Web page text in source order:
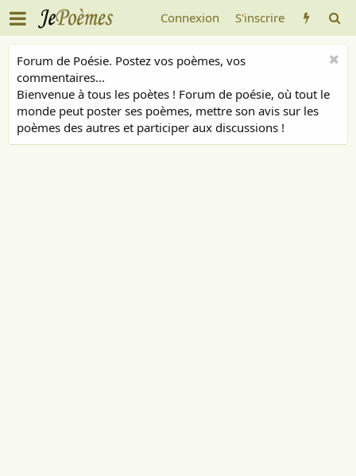
Connexion S'inscrire
Forum de Poésie. Postez vos poèmes, vos
commentaires...
Bienvenue à tous les poètes ! Forum de poésie, où tout le
monde peut poster ses poèmes, mettre son avis sur les
poèmes des autres et participer aux discussions !